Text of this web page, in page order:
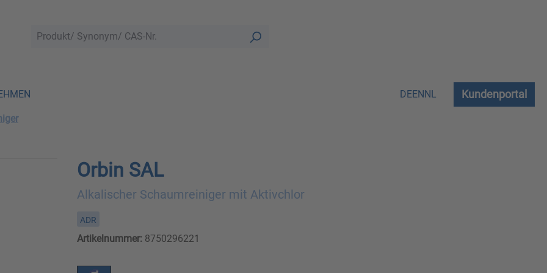
DEENNL Kundenportal
Orbin SAL
Alkalischer Schaumreiniger mit Aktivchlor
ADR
Artikelnummer:8750296221